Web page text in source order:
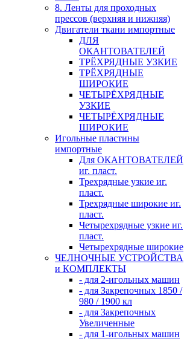
8. Ленты для проходных
прессов (верхняя и нижняя)
Двигатели ткани импортные
ДЛЯ
ОКАНТОВАТЕЛЕЙ
ТРЁХРЯДНЫЕ УЗКИЕ
ТРЁХРЯДНЫЕ
ШИРОКИЕ
ЧЕТЫРЁХРЯДНЫЕ
УЗКИЕ
ЧЕТЫРЁХРЯДНЫЕ
ШИРОКИЕ
Игольные пластины
импортные
Для ОКАНТОВАТЕЛЕЙ
иг. пласт.
Трехрядные узкие иг.
пласт.
Трехрядные широкие иг.
пласт.
Четырехрядные узкие иг.
пласт.
Четырехрядные широкие
ЧЕЛНОЧНЫЕ УСТРОЙСТВА
и КОМПЛЕКТЫ
- для 2-игольных машин
- для Закрепочных 1850 /
980 / 1900 кл
- для Закрепочных
Увеличенные
- для 1-игольных машин